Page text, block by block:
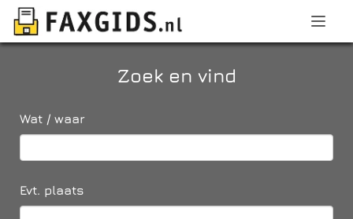
Zoek en vind
Wat / waar
Evt. plaats